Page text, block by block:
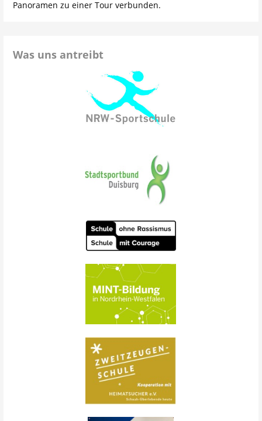
Panoramen zu einer Tour verbunden.
Was uns antreibt